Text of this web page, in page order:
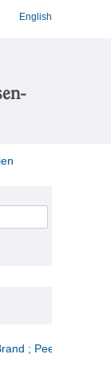
English
; Peer Gynt. 2